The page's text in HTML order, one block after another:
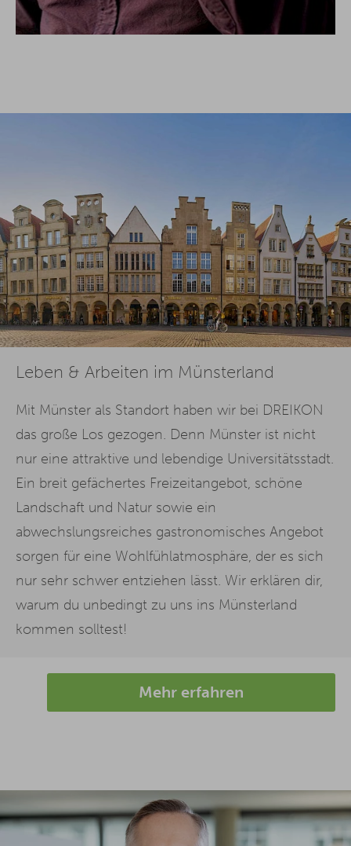
Leben & Arbeiten im Münsterland
Mit Münster als Standort haben wir bei DREIKON
das große Los gezogen. Denn Münster ist nicht
nur eine attraktive und lebendige Universitätsstadt.
Ein breit gefächertes Freizeitangebot, schöne
Landschaft und Natur sowie ein
abwechslungsreiches gastronomisches Angebot
sorgen für eine Wohlfühlatmosphäre, der es sich
nur sehr schwer entziehen lässt. Wir erklären dir,
warum du unbedingt zu uns ins Münsterland
kommen solltest!
Mehr erfahren